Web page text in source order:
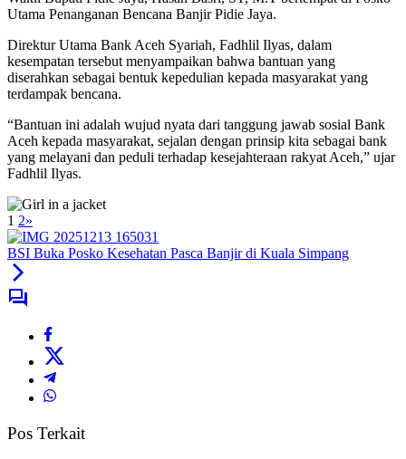
Utama Penanganan Bencana Banjir Pidie Jaya.
Direktur Utama Bank Aceh Syariah, Fadhlil Ilyas, dalam
kesempatan tersebut menyampaikan bahwa bantuan yang
diserahkan sebagai bentuk kepedulian kepada masyarakat yang
terdampak bencana.
“Bantuan ini adalah wujud nyata dari tanggung jawab sosial Bank
Aceh kepada masyarakat, sejalan dengan prinsip kita sebagai bank
yang melayani dan peduli terhadap kesejahteraan rakyat Aceh,” ujar
Fadhlil Ilyas.
1 2»
BSI Buka Posko Kesehatan Pasca Banjir di Kuala Simpang
Pos Terkait